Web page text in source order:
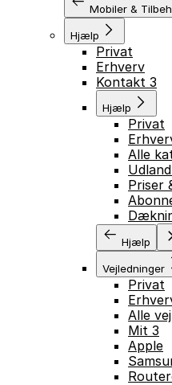
Mobiler &
Hjælp
Privat
Erhverv
Kontakt 3
Hjælp
Privat
Alle
Priser
Hjælp
Vejledninger
Privat
Alle
Mit 3
Apple